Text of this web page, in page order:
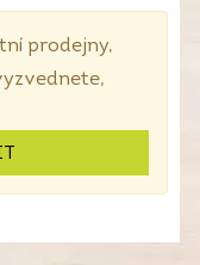
prodejny,